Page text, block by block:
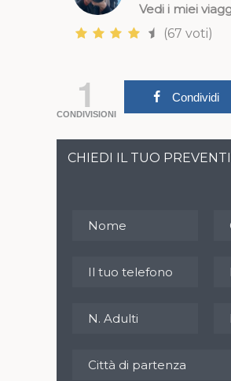
Vedi i miei
(67 voti)
1
CONDIVISIONI
Condividi
CHIEDI IL TUO